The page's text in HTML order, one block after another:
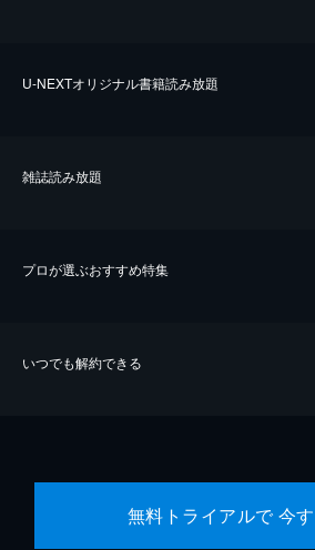
U-NEXTオリジナル書籍読み放題
雑誌読み放題
プロが選ぶおすすめ特集
いつでも解約できる
無料トライアルで 今